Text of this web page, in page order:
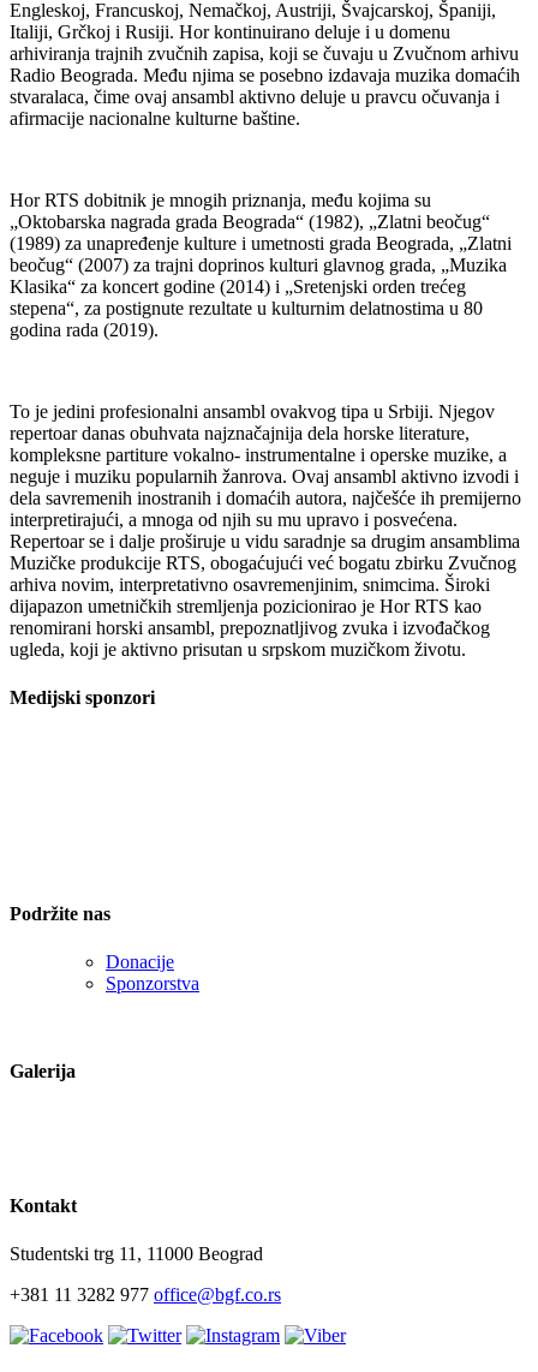
Engleskoj, Francuskoj, Nemačkoj, Austriji, Švajcarskoj, Španiji,
Italiji, Grčkoj i Rusiji. Hor kontinuirano deluje i u domenu
arhiviranja trajnih zvučnih zapisa, koji se čuvaju u Zvučnom arhivu
Radio Beograda. Među njima se posebno izdavaja muzika domaćih
stvaralaca, čime ovaj ansambl aktivno deluje u pravcu očuvanja i
afirmacije nacionalne kulturne baštine.
Hor RTS dobitnik je mnogih priznanja, među kojima su
„Oktobarska nagrada grada Beograda“ (1982), „Zlatni beočug“
(1989) za unapređenje kulture i umetnosti grada Beograda, „Zlatni
beočug“ (2007) za trajni doprinos kulturi glavnog grada, „Muzika
Klasika“ za koncert godine (2014) i „Sretenjski orden trećeg
stepena“, za postignute rezultate u kulturnim delatnostima u 80
godina rada (2019).
To je jedini profesionalni ansambl ovakvog tipa u Srbiji. Njegov
repertoar danas obuhvata najznačajnija dela horske literature,
kompleksne partiture vokalno- instrumentalne i operske muzike, a
neguje i muziku popularnih žanrova. Ovaj ansambl aktivno izvodi i
dela savremenih inostranih i domaćih autora, najčešće ih premijerno
interpretirajući, a mnoga od njih su mu upravo i posvećena.
Repertoar se i dalje proširuje u vidu saradnje sa drugim ansamblima
Muzičke produkcije RTS, obogaćujući već bogatu zbirku Zvučnog
arhiva novim, interpretativno osavremenjinim, snimcima. Široki
dijapazon umetničkih stremljenja pozicionirao je Hor RTS kao
renomirani horski ansambl, prepoznatljivog zvuka i izvođačkog
ugleda, koji je aktivno prisutan u srpskom muzičkom životu.
Medijski sponzori
Podržite nas
Donacije
Sponzorstva
Galerija
Kontakt
Studentski trg 11, 11000 Beograd
+381 11 3282 977 office@bgf.co.rs